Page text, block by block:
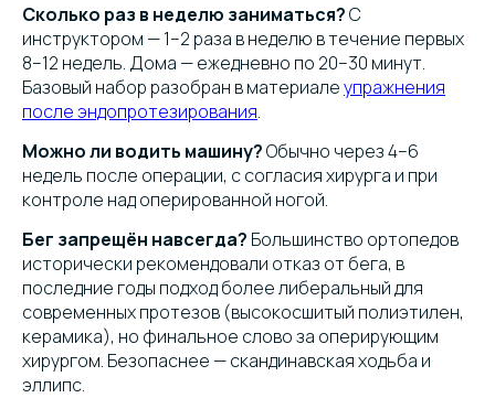
Сколько раз в неделю заниматься?С
инструктором — 1–2 раза в неделю в течение первых
8–12 недель. Дома — ежедневно по 20–30 минут.
Базовый набор разобран в материалеупражнения
после эндопротезирования.
Можно ли водить машину?Обычно через 4–6
недель после операции, с согласия хирурга и при
контроле над оперированной ногой.
Бег запрещён навсегда? Большинство ортопедов
исторически рекомендовали отказ от бега, в
последние годы подход более либеральный для
современных протезов (высокосшитый полиэтилен,
керамика), но финальное слово за оперирующим
хирургом. Безопаснее — скандинавская ходьба и
эллипс.